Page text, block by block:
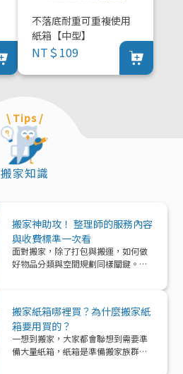
不落底耐重可重複使用
紙箱【中型】
NT＄109
\ Tips /
搬家知識
搬家神助攻！ 整理師的服務內容
與收費標準一次看
面對搬家，除了打包與搬運，如何做
好物品分類與空間規劃同樣關鍵。本
一次解析！
搬家紙箱哪裡買？為什麼搬家紙
箱要用買的？
一想到搬家，大家都會聯想到需要準
備大量紙箱，紙箱是準備搬家族群的